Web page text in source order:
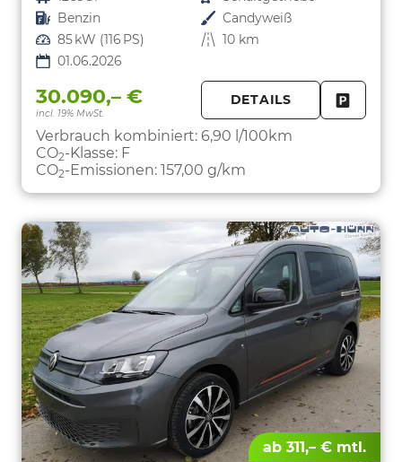
Kraftstoff Benzin Außenfarbe Candyweiß
Leistung 85 kW (116 PS) Kilometerstand 10 km
01.06.2026
30.090,– €
incl. 19% MwSt.
DETAILS
Verbrauch kombiniert: 6,90 l/100km
CO2-Klasse: F
CO2-Emissionen: 157,00 g/km
ab 311,– € mtl.